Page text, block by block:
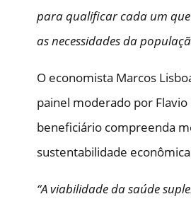
para qualificar cada um
as necessidades da
O economista Marcos
painel moderado por
beneficiário compreenda
sustentabilidade
“A viabilidade da saúde